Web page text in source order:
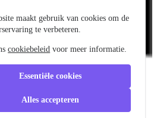
maakt gebruik van cookies om de
te verbeteren.
cookiebeleid voor meer informatie.
Essentiële cookies
Alles accepteren